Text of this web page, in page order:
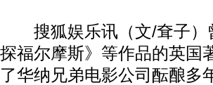
搜狐娱乐讯（文/耷子）
探福尔摩斯》等作品的英国
了华纳兄弟电影公司酝酿多